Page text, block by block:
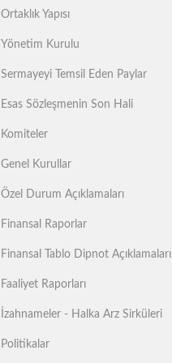
Ortaklık Yapısı
Yönetim Kurulu
Sermayeyi Temsil Eden Paylar
Esas Sözleşmenin Son Hali
Komiteler
Genel Kurullar
Özel Durum Açıklamaları
Finansal Raporlar
Finansal Tablo Dipnot Açıklamaları
Faaliyet Raporları
İzahnameler - Halka Arz Sirküleri
Politikalar